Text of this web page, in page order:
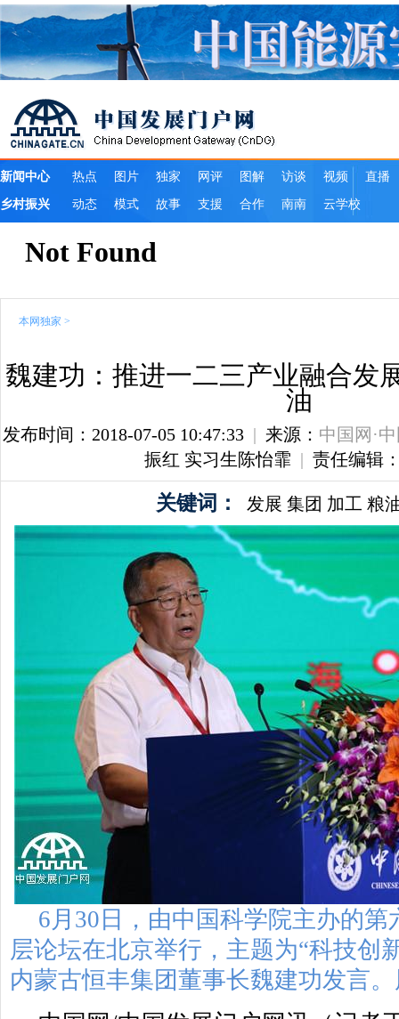
本网独家 >
魏建功：推进一二三产业融合发
油
发布时间：2018-07-05 10:47:33 | 来源： 中国网·
振红 实习生陈怡霏 | 责任编辑
关键词： 发展 集团 加工 粮
6月30日，由中国科学院主办的第
层论坛在北京举行，主题为“科技创
内蒙古恒丰集团董事长魏建功发言